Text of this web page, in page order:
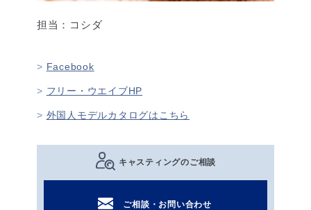
担当：コシダ
Facebook
フリー・ウエイブHP
外国人モデルカタログはこちら
キャスティングのご相談
ご相談・お問い合わせ